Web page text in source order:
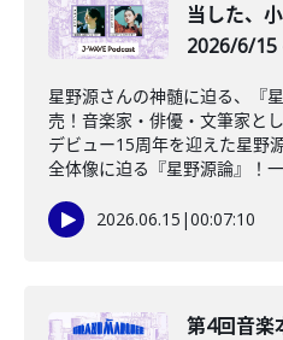
当した、
2026/6/
星野源さんの神髄に迫る、『
売！音楽家・俳優・文筆家と
デビュー15周年を迎えた星野
全体像に迫る『星野源論』！
2026.06.15 |00:07:10
第4回音楽